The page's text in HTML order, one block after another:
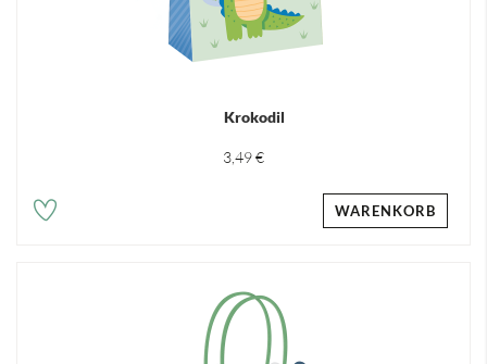
Krokodil
3,49 €
WARENKORB